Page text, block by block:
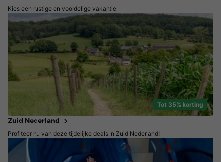
Kies een rustige en voordelige vakantie
Tot 35% korting
Zuid Nederland
Profiteer nu van deze tijdelijke deals in Zuid Nederland!